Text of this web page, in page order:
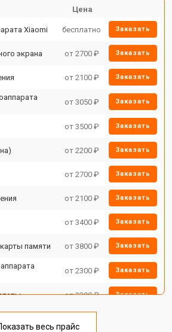
Цена
Xiaomi бесплатно Заказать
экрана от 2700 ₽ Заказать
от 2100 ₽ Заказать
от 3050 ₽ Заказать
от 3500 ₽ Заказать
от 2200 ₽ Заказать
от 2700 ₽ Заказать
от 2100 ₽ Заказать
от 3400 ₽ Заказать
памяти от 3800 ₽ Заказать
от 2300 ₽ Заказать
от 3300 ₽ Заказать
весь прайс